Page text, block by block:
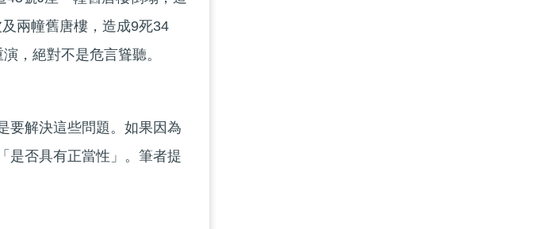
兩幢舊唐樓，造成9死34
，絕對不是危言聳聽。
要解決這些問題。如果因為
是否具有正當性」。筆者提